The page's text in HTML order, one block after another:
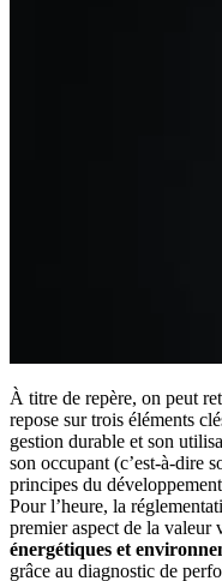
À titre de repère, on peut
repose sur trois éléments
gestion durable et son
son occupant (c’est-à-dire
principes du
Pour l’heure, la
premier aspect de la valeur
énergétiques et
grâce au diagnostic de